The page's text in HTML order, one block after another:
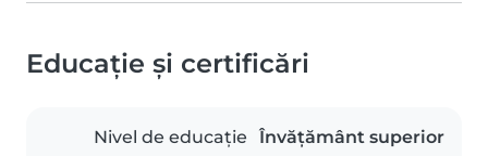
Educație și certificări
Nivel de educație Învățământ superior